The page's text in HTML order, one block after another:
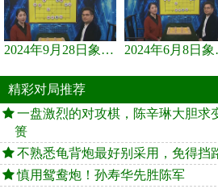
2024年9月28日象棋世界栏目，刘君、蒋川讲解了第九届杨官璘杯象棋... 2024年6
精彩对局推荐
一盘激烈的对攻棋，陈辛琳大胆求
篑
不熟悉龟背炮最好别采用，免得挡
慎用鸳鸯炮！孙寿华先胜陈军